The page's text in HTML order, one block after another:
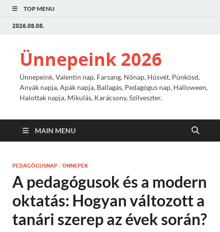
TOP MENU
2026.08.08.
Ünnepeink 2026
Ünnepeink, Valentin nap, Farsang, Nőnap, Húsvét, Pünkösd,
Anyák napja, Apák napja, Ballagás, Pedagógus nap, Halloween,
Halottak napja, Mikulás, Karácsony, Szilveszter.
MAIN MENU
PEDAGÓGUSNAP / ÜNNEPEK
A pedagógusok és a modern
oktatás: Hogyan változott a
tanári szerep az évek során?